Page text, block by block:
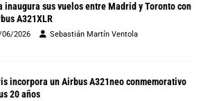
inaugura sus vuelos entre Madrid y Toronto con
A321XLR
06/2026 Sebastián Martín Ventola
incorpora un Airbus A321neo conmemorativo
20 años